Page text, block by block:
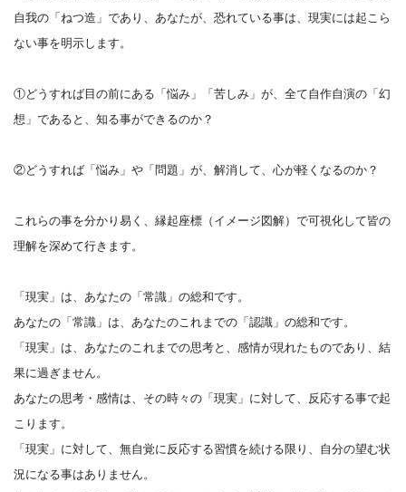
自我の「ねつ造」であり、あなたが、恐れている事は、 現実には起こら
ない事を明示します。
①どうすれば目の前にある「悩み」「苦しみ」が、 全て自作自演の「幻
想」であると、知る事ができるのか？
②どうすれば「悩み」や「問題」が、解消して、 心が軽くなるのか？
これらの事を分かり易く、縁起座標（イメージ図解） で可視化して皆の
理解を深めて行きます。
「現実」は、あなたの「常識」の総和です。
あなたの「常識」 は、あなたのこれまでの「認識」の総和です。
「現実」は、あなたのこれまでの思考と、 感情が現れたものであり、結
果に過ぎません。
あなたの思考・感情は、その時々の「現実」に対して、 反応する事で起
こります。
「現実」に対して、無自覚に反応する習慣を続ける限り、 自分の望む状
況になる事はありません。